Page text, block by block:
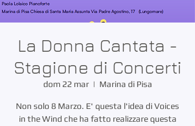
La Donna Cantata -
Stagione di Concerti
dom 22 mar
  |
Marina di Pisa
Non solo 8 Marzo. E' questa l'idea di Voices
in the Wind che ha fatto realizzare questa